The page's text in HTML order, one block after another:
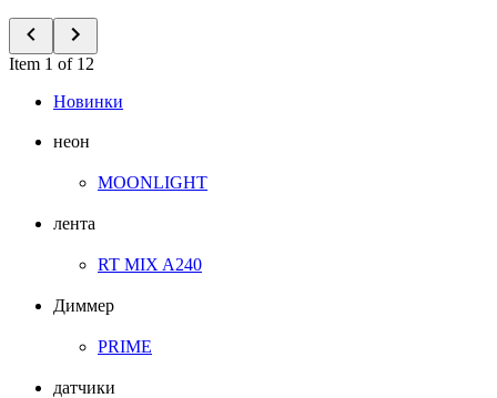
Item 1 of 12
Новинки
неон
MOONLIGHT
лента
RT MIX A240
Диммер
PRIME
датчики